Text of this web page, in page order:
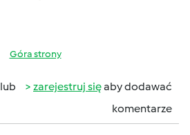
Góra strony
lub zarejestruj sięaby dodawać
komentarze